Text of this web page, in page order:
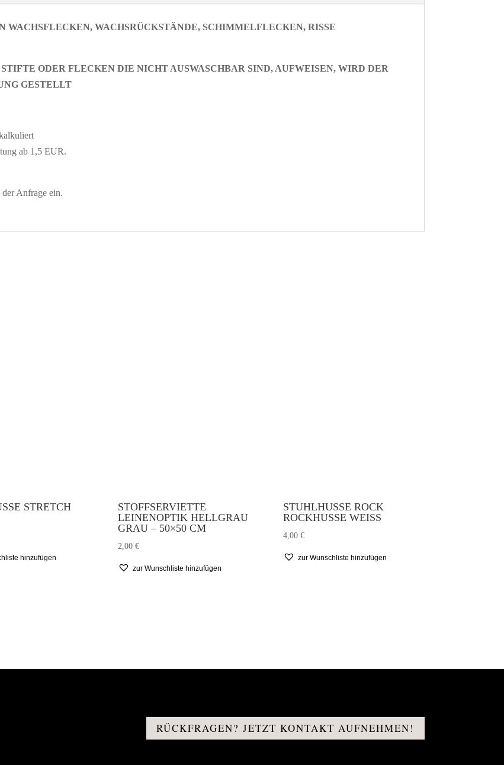
WACHSRÜCKSTÄNDE, SCHIMMELFLECKEN, RISSE
ODER FLECKEN DIE NICHT AUSWASCHBAR SIND, AUFWEISEN, WIRD DER
GESTELLT
ab 1,5 EUR.
Anfrage ein.
STRETCH
hinzufügen
STOFFSERVIETTE
LEINENOPTIK HELLGRAU
GRAU – 50×50 CM
2,00€
zur Wunschliste hinzufügen
STUHLHUSSE ROCK
ROCKHUSSE WEISS
4,00€
zur Wunschliste hinzufügen
RÜCKFRAGEN? JETZT KONTAKT AUFNEHMEN!